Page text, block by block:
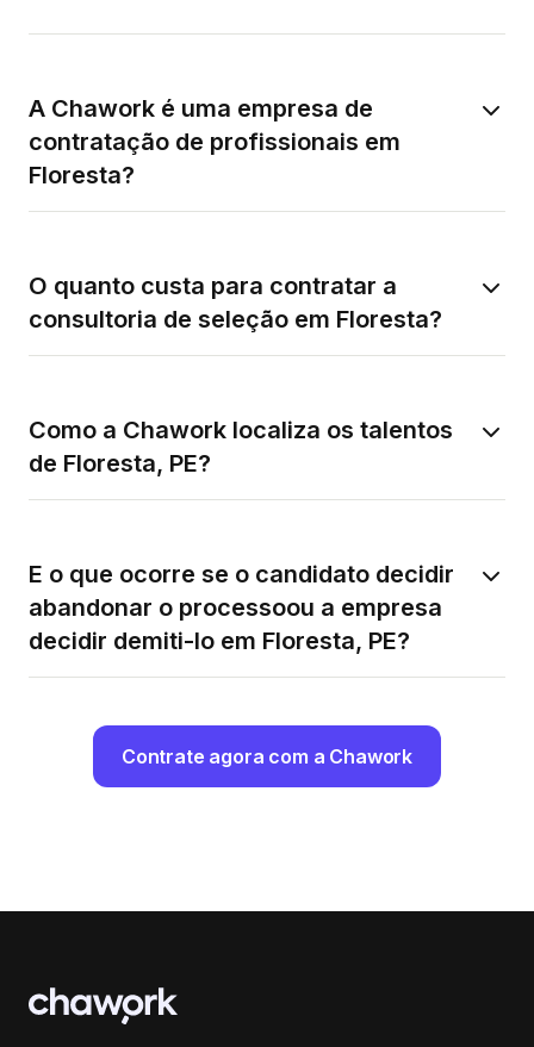
A Chawork é uma empresa de
contratação de profissionais em
Floresta?
O quanto custa para contratar a
consultoria de seleção em Floresta?
Como a Chawork localiza os talentos
de Floresta, PE?
E o que ocorre se o candidato decidir
abandonar o processoou a empresa
decidir demiti-lo em Floresta, PE?
Contrate agora com a Chawork